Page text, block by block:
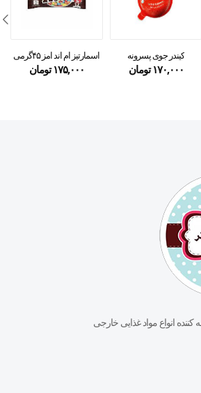
کیندر جوی پسرونه
۱۷۰,۰۰۰ تومان
اسمارتیز ام اند امز ۴۵گرمی
۱۷۵,۰۰۰ تومان
انواع مواد غذایی خارجی